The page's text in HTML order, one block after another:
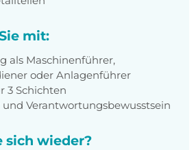
mit:
als Maschinenführer,
oder Anlagenführer
3 Schichten
Verantwortungsbewusstsein
sich wieder?